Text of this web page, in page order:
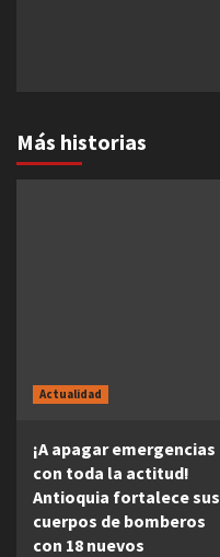
Más historias
Actualidad
¡A apagar emergencias
con toda la actitud!
Antioquia fortalece sus
cuerpos de bomberos
con 18 nuevos